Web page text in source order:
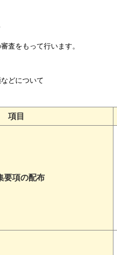
査をもって行います。
どについて
項目
要項の配布